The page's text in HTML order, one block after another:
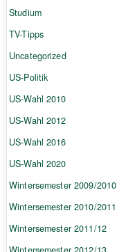
Studium
TV-Tipps
Uncategorized
US-Politik
US-Wahl 2010
US-Wahl 2012
US-Wahl 2016
US-Wahl 2020
Wintersemester 2009/2010
Wintersemester 2010/2011
Wintersemester 2011/12